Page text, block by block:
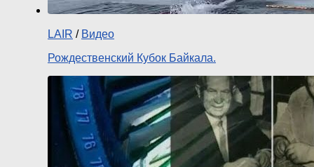
LAIR / Видео
Рождественский Кубок Байкала.